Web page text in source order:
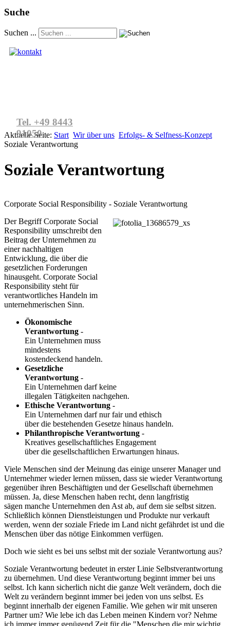
Suche
Suchen ...
Tel. +49 8443
91050
Aktuelle Seite: Start Wir über uns Erfolgs- & Selfness-Konzept
Soziale Verantwortung
Soziale Verantwortung
Corporate Social Responsibility - Soziale Verantwortung
Der Begriff Corporate Social
Responsibility umschreibt den
Beitrag der Unternehmen zu
einer nachhaltigen
Entwicklung, die über die
gesetzlichen Forderungen
hinausgeht. Corporate Social
Responsibility steht für
verantwortliches Handeln im
unternehmerischen Sinn.
Ökonomische
Verantwortung -
Ein Unternehmen muss
mindestens
kostendeckend handeln.
Gesetzliche
Verantwortung -
Ein Unternehmen darfkeine
illegalen Tätigkeiten nachgehen.
Ethische Verantwortung -
Ein Unternehmen darf nur fair und ethisch
über die bestehenden Gesetze hinaus handeln.
Philanthropische Verantwortung -
Kreatives gesellschaftliches Engagement
über die gesellschaftlichen Erwartungen hinaus.
Viele Menschen sind der Meinung das einige unserer Manager und
Unternehmer wieder lernen müssen, dass sie wieder Verantwortung
gegenüber ihren Beschäftigten und der Gesellschaft übernehmen
müssen. Ja, diese Menschen haben recht, denn langfristig
sägen manche Unternehmen den Ast ab, auf dem sie selbst sitzen.
Schließlich können Dienstleistungen und Produkte nur verkauft
werden, wenn der soziale Friede im Land nicht gefährdet ist und die
Menschen über das nötige Einkommen verfügen.
Doch wie sieht es bei uns selbst mit der soziale Verantwortung aus?
Soziale Verantwortung bedeutet in erster Linie Selbstverantwortung
zu übernehmen. Und diese Verantwortung beginnt immer bei uns
selbst. Ich kann sicherlich nicht die ganze Welt verändern, doch die
Welt zu verändern beginnt immer bei jeden von uns selbst. Es
beginnt innerhalb der eigenen Familie. Wie gehen wir mit unseren
Partner um? Wie lebe ich das Leben meinen Kindern vor? Nehme
ich immer immer genügend Zeit für die "Menschen die mir wichtig